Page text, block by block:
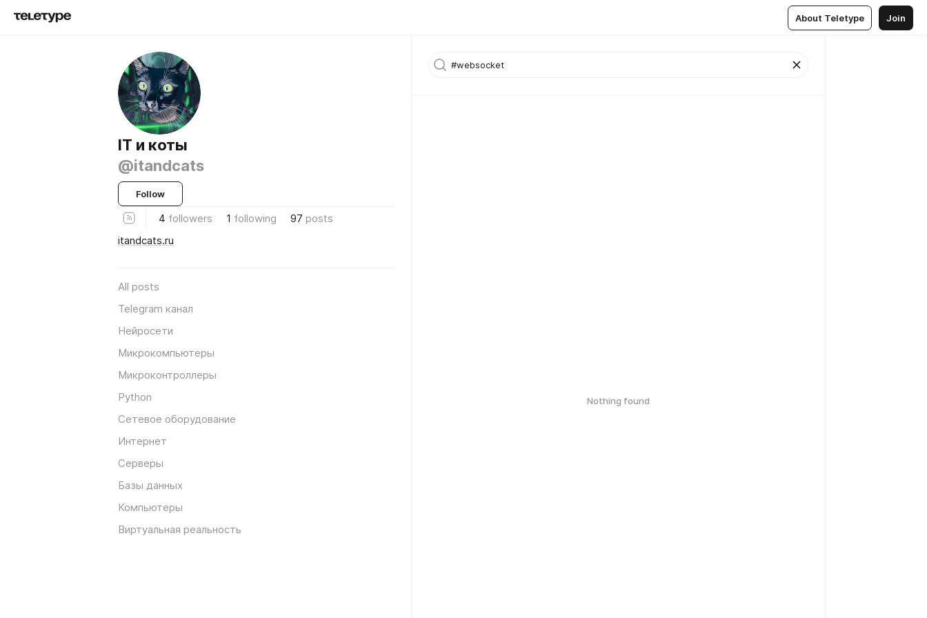
About Teletype Join
IT и коты
@itandcats
Follow
4 followers 1 following 97 posts
itandcats.ru
All posts
Telegram канал
Нейросети
Микрокомпьютеры
Микроконтроллеры
Python
Сетевое оборудование
Интернет
Серверы
Базы данных
Компьютеры
Виртуальная реальность
Nothing found